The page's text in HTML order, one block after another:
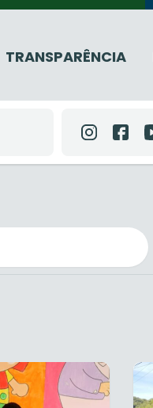
TRANSPARÊNCIA